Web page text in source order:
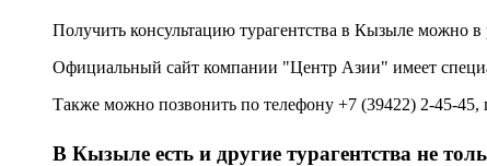
Получить консультацию турагентства в Кызыле можно
Официальный сайт компании "Центр Азии" имеет
Также можно позвонить по телефону +7 (39422) 2-45-45,
В Кызыле есть и другие турагентства не